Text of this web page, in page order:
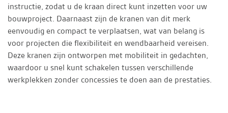
instructie, zodat u de kraan direct kunt inzetten voor uw
bouwproject. Daarnaast zijn de kranen van dit merk
eenvoudig en compact te verplaatsen, wat van belang is
voor projecten die flexibiliteit en wendbaarheid vereisen.
Deze kranen zijn ontworpen met mobiliteit in gedachten,
waardoor u snel kunt schakelen tussen verschillende
werkplekken zonder concessies te doen aan de prestaties.